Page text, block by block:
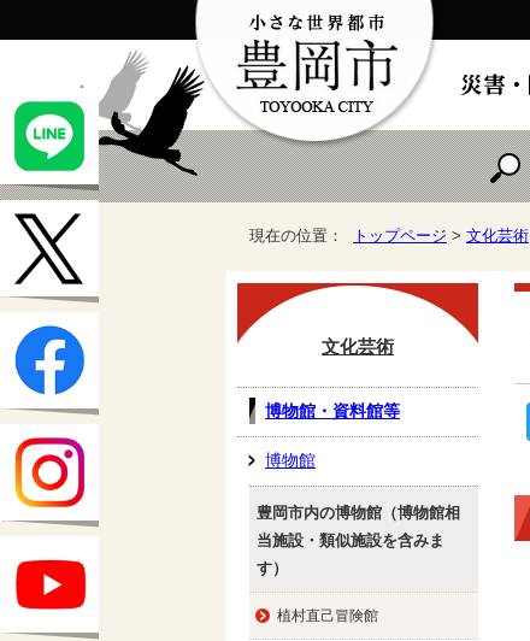
現在の位置： トップページ > 文化芸術
文化芸術
博物館・資料館等
博物館
豊岡市内の博物館（博物館相
当施設・類似施設を含みま
す）
植村直己冒険館